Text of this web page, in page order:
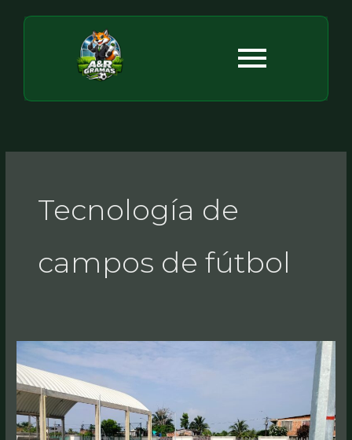
Tecnología de
campos de fútbol
Requisitos
técnicos
para
el
césped